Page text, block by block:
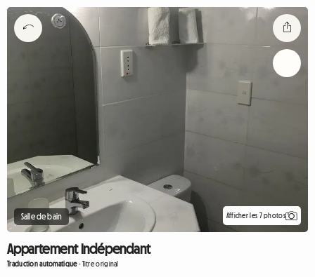
Salle de bain Afficher les 7 photos
Appartement Indépendant
Traduction automatique-Titre original